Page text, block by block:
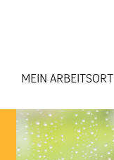
MEIN ARBEITSORT